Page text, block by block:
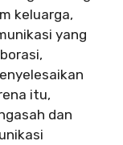
keluarga,
yang
itu,
dan